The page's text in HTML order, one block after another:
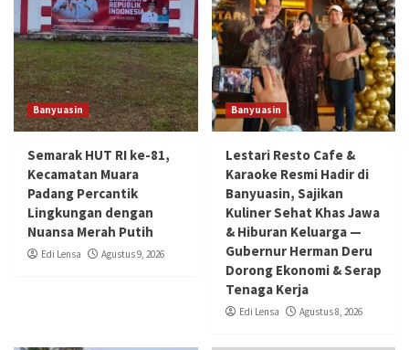
Banyuasin
Semarak HUT RI ke-81,
Kecamatan Muara
Padang Percantik
Lingkungan dengan
Nuansa Merah Putih
Edi Lensa Agustus 9, 2026
Banyuasin
Lestari Resto Cafe &
Karaoke Resmi Hadir di
Banyuasin, Sajikan
Kuliner Sehat Khas Jawa
& Hiburan Keluarga —
Gubernur Herman Deru
Dorong Ekonomi & Serap
Tenaga Kerja
Edi Lensa Agustus 8, 2026